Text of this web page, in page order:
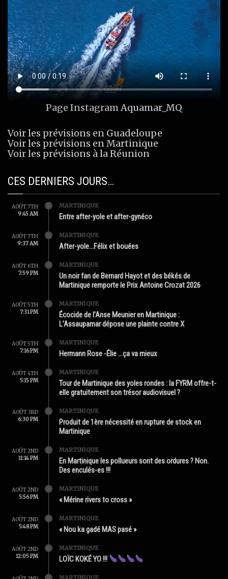
Page Instagram Aquamar_MQ
Voir les prévisions en Guadeloupe
Voir les prévisions en Martinique
Voir les prévisions à la Réunion
CES DERNIERS JOURS…
AOÛT 7TH
9:45 AM
MARTINIQUE
Entre after-yole et after-gynéco
AOÛT 7TH
9:37 AM
MARTINIQUE
After-yole…Félix et bouées
AOÛT 6TH
7:59 PM
MARTINIQUE
Un noir fan de Bernard Hayot et des békés de
Martinique remporte le Prix Antoine Crozat 2026
AOÛT 5TH
7:31 PM
MARTINIQUE
Écocide de l’Anse Meunier en Martinique :
L’Assaupamar dépose une plainte contre X
AOÛT 5TH
7:16 PM
MARTINIQUE
Hermann Rose -Élie …ça va mieux
AOÛT 4TH
5:15 PM
MARTINIQUE
Tour de Martinique des yoles rondes : la FYRM offre-t-
elle gratuitement son trésor audiovisuel ?
AOÛT 3RD
6:30 PM
MARTINIQUE
Produit de 1ère nécessité en rupture de stock en
Martinique
AOÛT 2ND
11:14 PM
MARTINIQUE
En Martinique les pollueurs sont des ordures ? Non.
Des enculés-es !!!
AOÛT 2ND
5:56 PM
MARTINIQUE
« Mérine rivers to cross »
AOÛT 2ND
5:48 PM
MARTINIQUE
« Nou ka gadé MAS pasé »
AOÛT 2ND
12:05 PM
MARTINIQUE
LOÏC KOKÉ YO !!!
MARTINIQUE